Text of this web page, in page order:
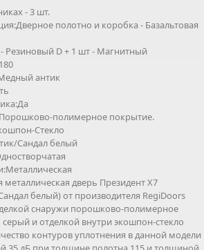
- 3 шт.
полотно и коробка - Базальтовая
Резиновый D + 1 шт - Магнитный
антик
полимерное покрытие.
Стекло
Сандал белый
дверь Президент Х7
белый) от производителя RegiDoors
снаружи порошково-полимерное
и отделкой внутри экошпон-стекло
контуров уплотнения в данной модели